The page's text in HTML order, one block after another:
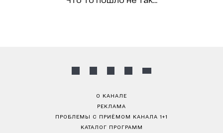
О КАНАЛЕ
РЕКЛАМА
ПРОБЛЕМЫ С ПРИЁМОМ КАНАЛА 1+1
КАТАЛОГ ПРОГРАММ